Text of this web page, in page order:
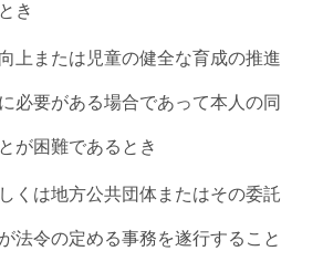
き
上または児童の健全な育成の推進
必要がある場合であって本人の同
が困難であるとき
くは地方公共団体またはその委託
法令の定める事務を遂行すること